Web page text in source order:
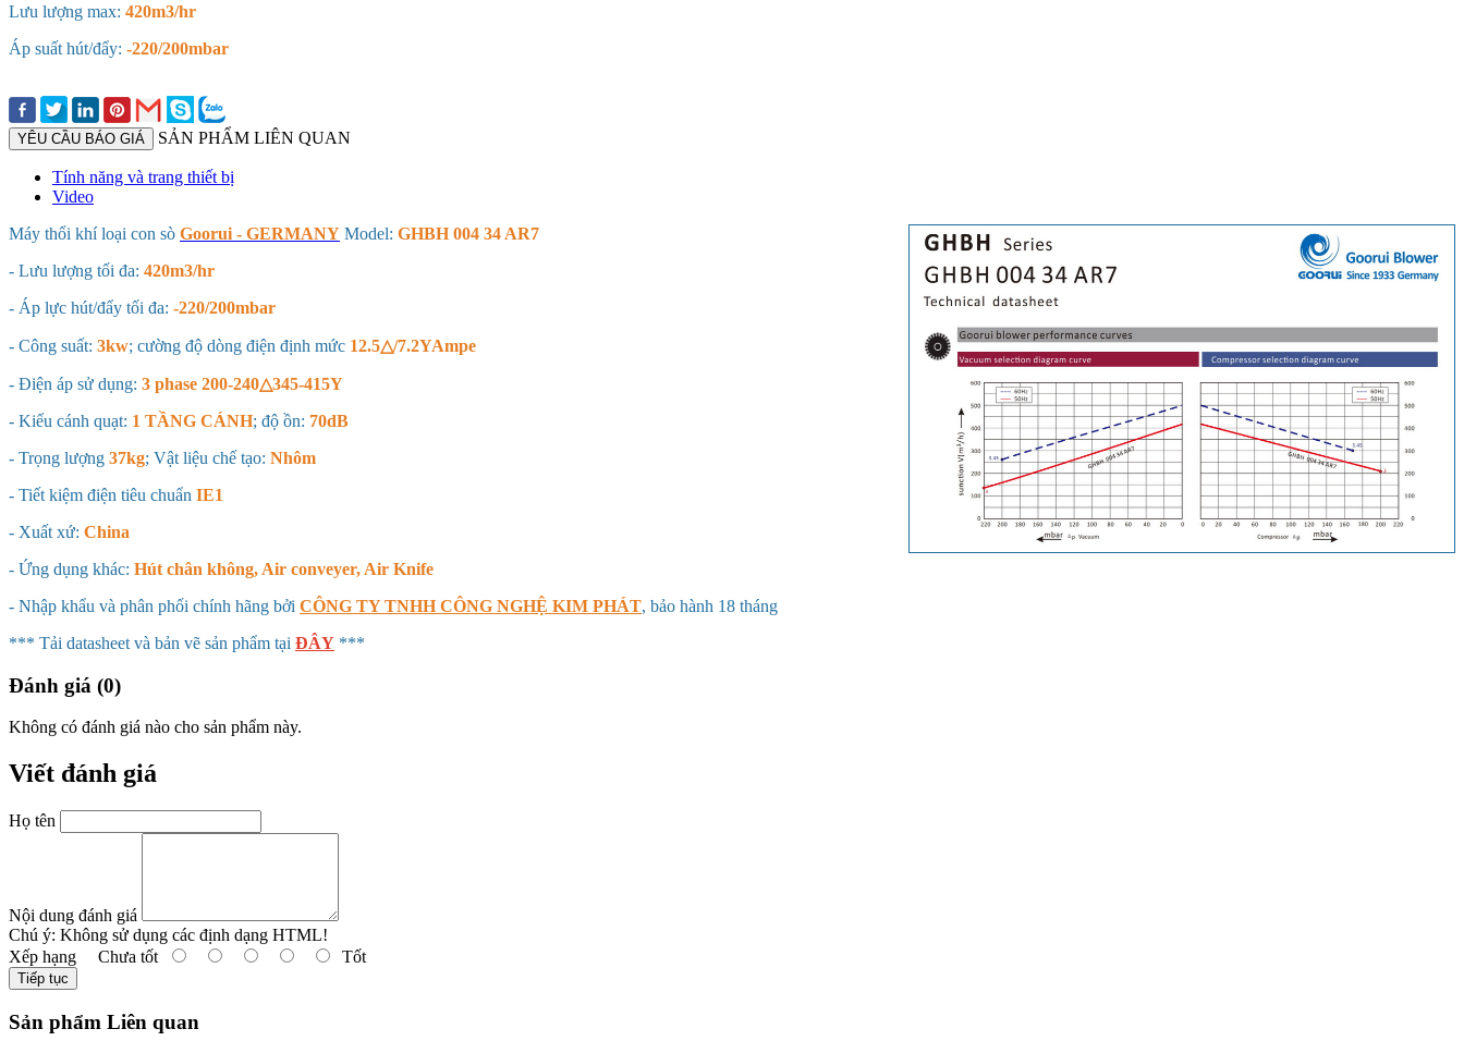
Lưu lượng max: 420m3/hr
Áp suất hút/đẩy: -220/200mbar
YÊU CẦU BÁO GIÁ SẢN PHẨM LIÊN QUAN
Tính năng và trang thiết bị
Video
Máy thổi khí loại con sò Goorui - GERMANY Model: GHBH 004 34 AR7
- Lưu lượng tối đa: 420m3/hr
- Áp lực hút/đẩy tối đa: -220/200mbar
- Công suất: 3kw; cường độ dòng điện định mức 12.5△/7.2YAmpe
- Điện áp sử dụng: 3 phase 200-240△345-415Y
- Kiểu cánh quạt: 1 TẦNG CÁNH; độ ồn: 70dB
- Trọng lượng 37kg; Vật liệu chế tạo: Nhôm
- Tiết kiệm điện tiêu chuẩn IE1
- Xuất xứ: China
- Ứng dụng khác: Hút chân không, Air conveyer, Air Knife
- Nhập khẩu và phân phối chính hãng bởi CÔNG TY TNHH CÔNG NGHỆ KIM PHÁT, bảo hành 18 tháng
*** Tải datasheet và bản vẽ sản phẩm tại ĐÂY ***
Đánh giá (0)
Không có đánh giá nào cho sản phẩm này.
Viết đánh giá
Họ tên
Nội dung đánh giá
Chú ý: Không sử dụng các định dạng HTML!
Xếp hạng Chưa tốt Tốt
Tiếp tục
Sản phẩm Liên quan